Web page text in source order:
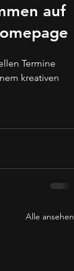
auf
Termine
kreativen
Alle ansehen